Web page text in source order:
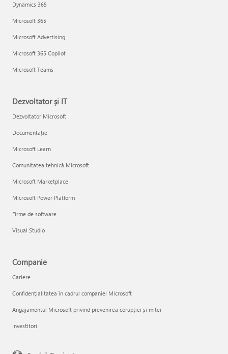
Dynamics 365
Microsoft 365
Microsoft Advertising
Microsoft 365 Copilot
Microsoft Teams
Dezvoltator și IT
Dezvoltator Microsoft
Documentație
Microsoft Learn
Comunitatea tehnică Microsoft
Microsoft Marketplace
Microsoft Power Platform
Firme de software
Visual Studio
Companie
Cariere
Confidențialitatea în cadrul companiei Microsoft
Angajamentul Microsoft privind prevenirea corupției și mitei
Investitori